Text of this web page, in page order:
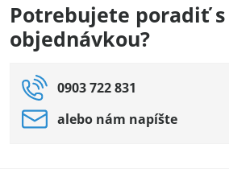
Potrebujete poradiť s
objednávkou?
0903 722 831
alebo nám napíšte